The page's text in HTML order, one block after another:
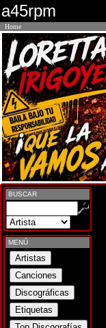
a45rpm
Home
BUSCAR
MENÚ